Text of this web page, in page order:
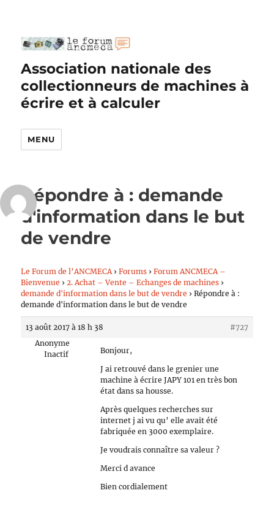
Association nationale des
collectionneurs de machines à
écrire et à calculer
MENU
Répondre à : demande
d'information dans le but
de vendre
Le Forum de l’ANCMECA › Forums › Forum ANCMECA –
Bienvenue › 2. Achat – Vente – Echanges de machines ›
demande d'information dans le but de vendre › Répondre à :
demande d'information dans le but de vendre
13 août 2017 à 18 h 38
#727
Anonyme
Inactif
Bonjour,
J ai retrouvé dans le grenier une
machine à écrire JAPY 101 en très bon
état dans sa housse.
Après quelques recherches sur
internet j ai vu qu’ elle avait été
fabriquée en 3000 exemplaire.
Je voudrais connaître sa valeur ?
Merci d avance
Bien cordialement